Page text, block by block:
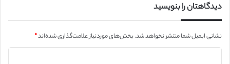
دیدگاهتان را بنویسید
نشانی ایمیل شما منتشر نخواهد شد.بخش‌های موردنیاز علامت‌گذاری شده‌اند*